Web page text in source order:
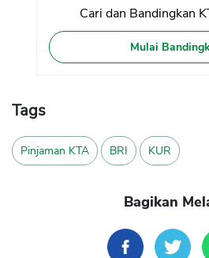
Cari dan Bandingkan
Mulai
Tags
Pinjaman KTA BRI KUR
Bagikan